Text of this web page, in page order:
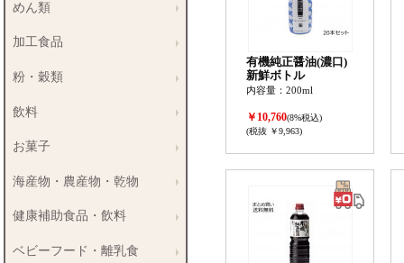
有機純正醤油(濃口)
新鮮ボトル
内容量：200ml
￥10,760(8%税込)
(税抜 ￥9,963)
めん類
加工食品
粉・穀類
飲料
お菓子
海産物・農産物・乾物
健康補助食品・飲料
ベビーフード・離乳食